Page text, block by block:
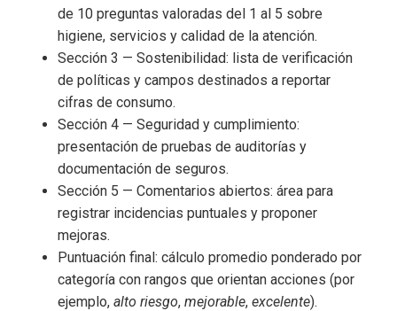
de 10 preguntas valoradas del 1 al 5 sobre
higiene, servicios y calidad de la atención.
Sección 3 — Sostenibilidad: lista de verificación
de políticas y campos destinados a reportar
cifras de consumo.
Sección 4 — Seguridad y cumplimiento:
presentación de pruebas de auditorías y
documentación de seguros.
Sección 5 — Comentarios abiertos: área para
registrar incidencias puntuales y proponer
mejoras.
Puntuación final: cálculo promedio ponderado por
categoría con rangos que orientan acciones (por
ejemplo, alto riesgo, mejorable, excelente).